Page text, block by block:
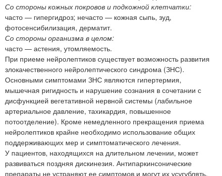
Со стороны кожных покровов и подкожной клетчатки:
часто — гипергидроз; нечасто — кожная сыпь, зуд,
фотосенсибилизация, дерматит.
Со стороны организма в целом:
часто — астения, утомляемость.
При приеме нейролептиков существует возможность развития
злокачественного нейролептического синдрома (ЗНС).
Основными симптомами ЗНС являются гипертермия,
мышечная ригидность и нарушение сознания в сочетании с
дисфункцией вегетативной нервной системы (лабильное
артериальное давление, тахикардия, повышенное
потоотделение). Кроме немедленного прекращения приема
нейролептиков крайне необходимо использование общих
поддерживающих мер и симптоматического лечения.
У пациентов, находящихся на длительном лечении, может
развиваться поздняя дискинезия. Антипаркинсонические
препараты не устраняют ее симптомов и могут их усугублять.